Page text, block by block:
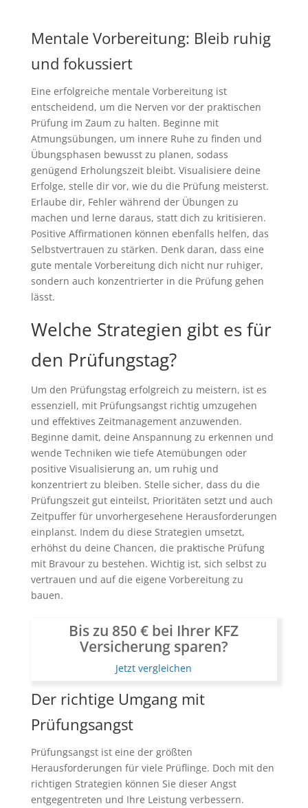
Mentale Vorbereitung: Bleib ruhig
und fokussiert
Eine erfolgreiche mentale Vorbereitung ist
entscheidend, um die Nerven vor der praktischen
Prüfung im Zaum zu halten. Beginne mit
Atmungsübungen, um innere Ruhe zu finden und
Übungsphasen bewusst zu planen, sodass
genügend Erholungszeit bleibt. Visualisiere deine
Erfolge, stelle dir vor, wie du die Prüfung meisterst.
Erlaube dir, Fehler während der Übungen zu
machen und lerne daraus, statt dich zu kritisieren.
Positive Affirmationen können ebenfalls helfen, das
Selbstvertrauen zu stärken. Denk daran, dass eine
gute mentale Vorbereitung dich nicht nur ruhiger,
sondern auch konzentrierter in die Prüfung gehen
lässt.
Welche Strategien gibt es für
den Prüfungstag?
Um den Prüfungstag erfolgreich zu meistern, ist es
essenziell, mit Prüfungsangst richtig umzugehen
und effektives Zeitmanagement anzuwenden.
Beginne damit, deine Anspannung zu erkennen und
wende Techniken wie tiefe Atemübungen oder
positive Visualisierung an, um ruhig und
konzentriert zu bleiben. Stelle sicher, dass du die
Prüfungszeit gut einteilst, Prioritäten setzt und auch
Zeitpuffer für unvorhergesehene Herausforderungen
einplanst. Indem du diese Strategien umsetzt,
erhöhst du deine Chancen, die praktische Prüfung
mit Bravour zu bestehen. Wichtig ist, sich selbst zu
vertrauen und auf die eigene Vorbereitung zu
bauen.
Bis zu 850 € bei Ihrer KFZ
Versicherung sparen?
Jetzt vergleichen
Der richtige Umgang mit
Prüfungsangst
Prüfungsangst ist eine der größten
Herausforderungen für viele Prüflinge. Doch mit den
richtigen Strategien können Sie dieser Angst
entgegentreten und Ihre Leistung verbessern.